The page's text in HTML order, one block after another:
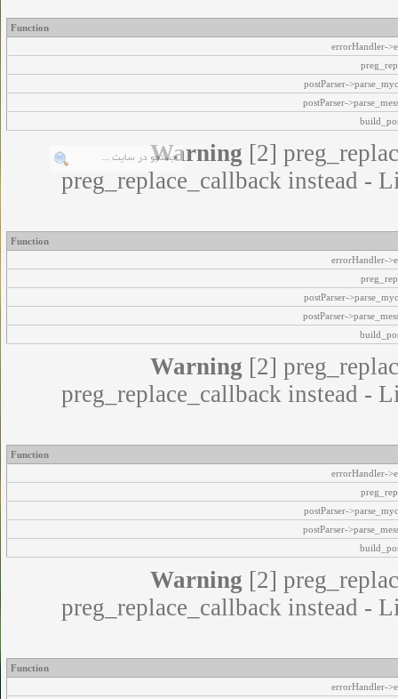
Function
errorHandler-
postParser-
postParser-
Warning [2]
preg_replace_callback instead -
Function
errorHandler-
postParser-
postParser-
Warning [2]
preg_replace_callback instead -
Function
errorHandler-
postParser-
postParser-
Warning [2]
preg_replace_callback instead -
Function
errorHandler-